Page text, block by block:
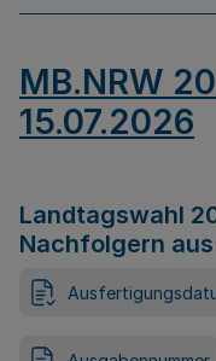
MB.NRW
15.07.2026
Landtagswahl
Nachfolgern